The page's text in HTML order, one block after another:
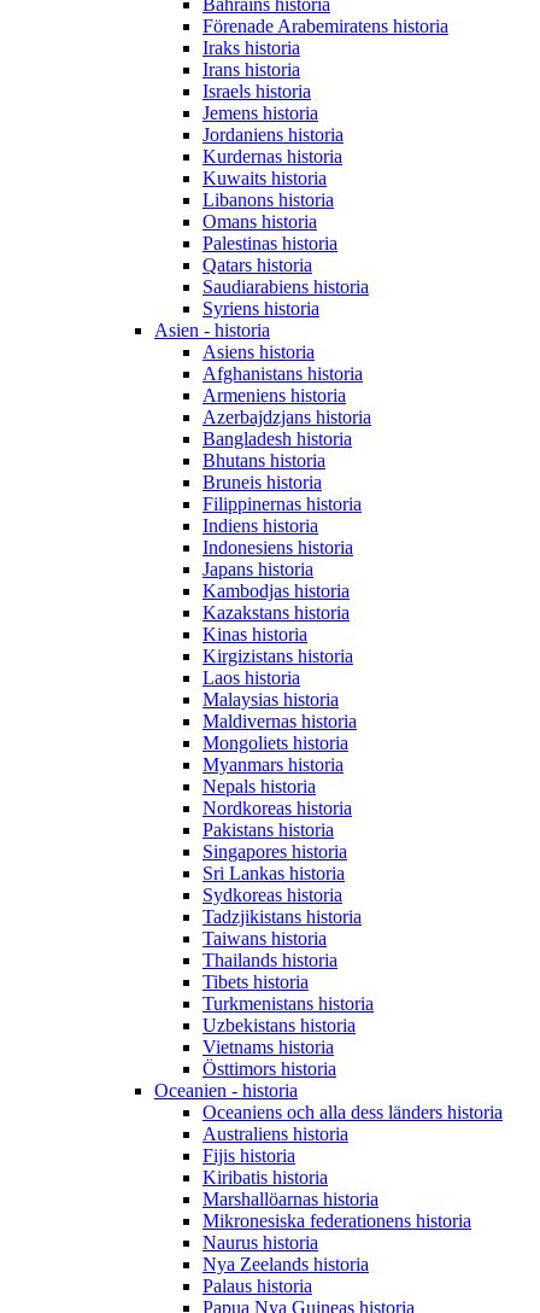
Bahrains historia
Förenade Arabemiratens historia
Iraks historia
Irans historia
Israels historia
Jemens historia
Jordaniens historia
Kurdernas historia
Kuwaits historia
Libanons historia
Omans historia
Palestinas historia
Qatars historia
Saudiarabiens historia
Syriens historia
Asien - historia
Asiens historia
Afghanistans historia
Armeniens historia
Azerbajdzjans historia
Bangladesh historia
Bhutans historia
Bruneis historia
Filippinernas historia
Indiens historia
Indonesiens historia
Japans historia
Kambodjas historia
Kazakstans historia
Kinas historia
Kirgizistans historia
Laos historia
Malaysias historia
Maldivernas historia
Mongoliets historia
Myanmars historia
Nepals historia
Nordkoreas historia
Pakistans historia
Singapores historia
Sri Lankas historia
Sydkoreas historia
Tadzjikistans historia
Taiwans historia
Thailands historia
Tibets historia
Turkmenistans historia
Uzbekistans historia
Vietnams historia
Östtimors historia
Oceanien - historia
Oceaniens och alla dess länders historia
Australiens historia
Fijis historia
Kiribatis historia
Marshallöarnas historia
Mikronesiska federationens historia
Naurus historia
Nya Zeelands historia
Palaus historia
Papua Nya Guineas historia